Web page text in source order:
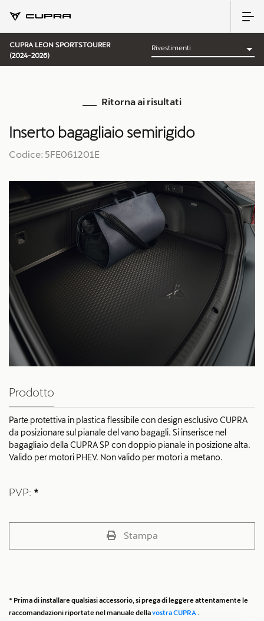
CUPRA LEON SPORTSTOURER
(2024-2026)
Ritorna ai risultati
Inserto bagagliaio semirigido
Codice: 5FE061201E
Prodotto
Parte protettiva in plastica flessibile con design esclusivo CUPRA
da posizionare sul pianale del vano bagagli. Si inserisce nel
bagagliaio della CUPRA SP con doppio pianale in posizione alta.
Valido per motori PHEV. Non valido per motori a metano.
PVP: *
Stampa
* Prima di installare qualsiasi accessorio, si prega di leggere attentamente le
raccomandazioni riportate nel manuale dellavostra CUPRA